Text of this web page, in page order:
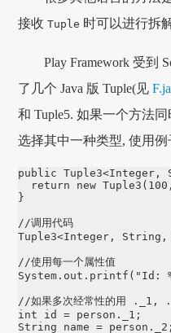
接收Tuple 时可以进行拆
Play Framework 受到
了几个 Java 版 Tuple(见
和 Tuple5. 如果一个方法
选择其中一种类型, 使用例
public Tuple3<Integer,
return new
}
//调用代码
Tuple3<Integer, String,
//使用每一个属性值
System.out.printf("Id:
//如果多次经常性的用 ._1,
int id = person._1;
String name = person._2;